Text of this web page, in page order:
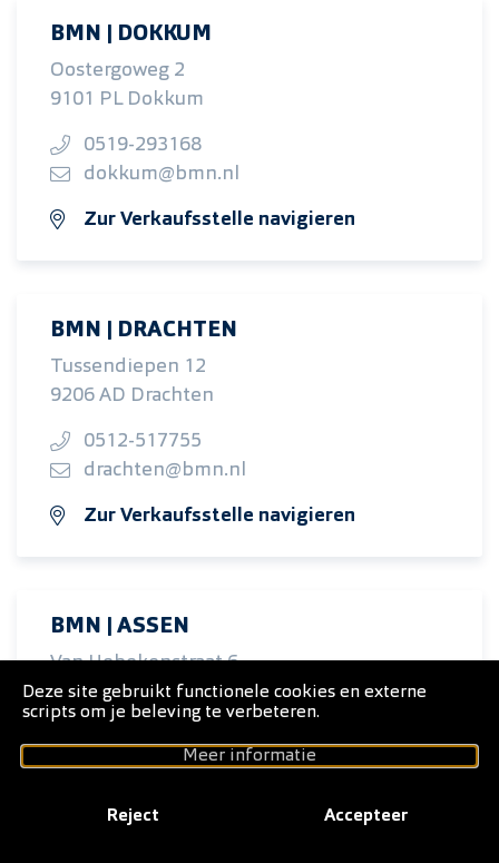
Deze site gebruikt functionele cookies en externe
scripts om je beleving te verbeteren.
Meer informatie
Reject Accepteer
BMN | DOKKUM
Oostergoweg 2
9101 PL Dokkum
0519-293168
dokkum@bmn.nl
Zur Verkaufsstelle navigieren
BMN | DRACHTEN
Tussendiepen 12
9206 AD Drachten
0512-517755
drachten@bmn.nl
Zur Verkaufsstelle navigieren
BMN | ASSEN
Van Hobokenstraat 6
9403 BD Assen
assen@bmn.nl
Zur Verkaufsstelle navigieren